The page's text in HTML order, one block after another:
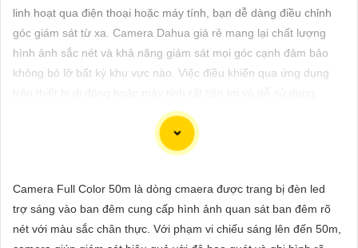
PHỤ
KIỆN
VẤN
DỊCH
VỤ
linh hoạt qua điện thoại hoặc máy tính, bạn dễ dàng điều chỉnh
góc giám sát từ xa. Camera Dahua giá rẻ mang lại chất lượng
hình ảnh sắc nét và khả năng giám sát mọi góc cạnh đảm bảo
không bỏ lỡ bất kỳ khu vực nào. Việc điều khiển qua ứng dụng
chính hãng giá rẻ và hình ảnh sắc nét, bạn có thể sử dụng câu
Camera Full Color 50m là dòng cmaera được trang bị đèn led
trợ sáng vào ban đêm cung cấp hình ảnh quan sát ban đêm rõ
nét với màu sắc chân thực. Với phạm vi chiếu sáng lên đến 50m,